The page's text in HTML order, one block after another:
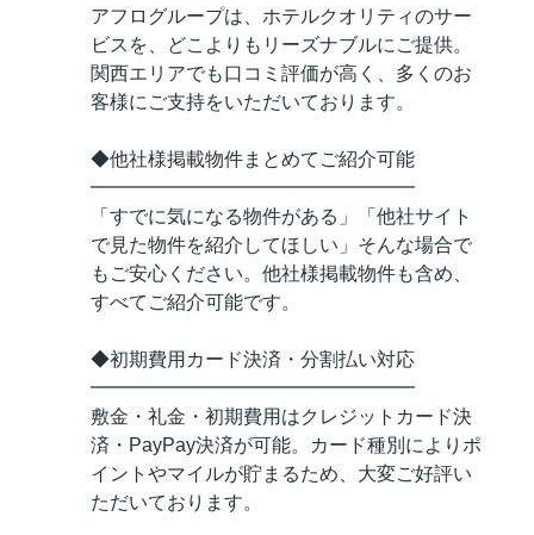
アフログループは、ホテルクオリティのサー
ビスを、どこよりもリーズナブルにご提供。
関西エリアでも口コミ評価が高く、多くのお
客様にご支持をいただいております。
◆他社様掲載物件まとめてご紹介可能
━━━━━━━━━━━━━━━━━
「すでに気になる物件がある」「他社サイト
で見た物件を紹介してほしい」そんな場合で
もご安心ください。他社様掲載物件も含め、
すべてご紹介可能です。
◆初期費用カード決済・分割払い対応
━━━━━━━━━━━━━━━━━
敷金・礼金・初期費用はクレジットカード決
済・PayPay決済が可能。カード種別によりポ
イントやマイルが貯まるため、大変ご好評い
ただいております。